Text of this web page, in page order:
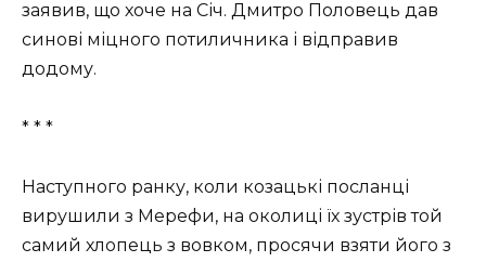
заявив, що хоче на Січ. Дмитро Половець дав
синові міцного потиличника і відправив
додому.
* * *
Наступного ранку, коли козацькі посланці
вирушили з Мерефи, на околиці їх зустрів той
самий хлопець з вовком, просячи взяти його з